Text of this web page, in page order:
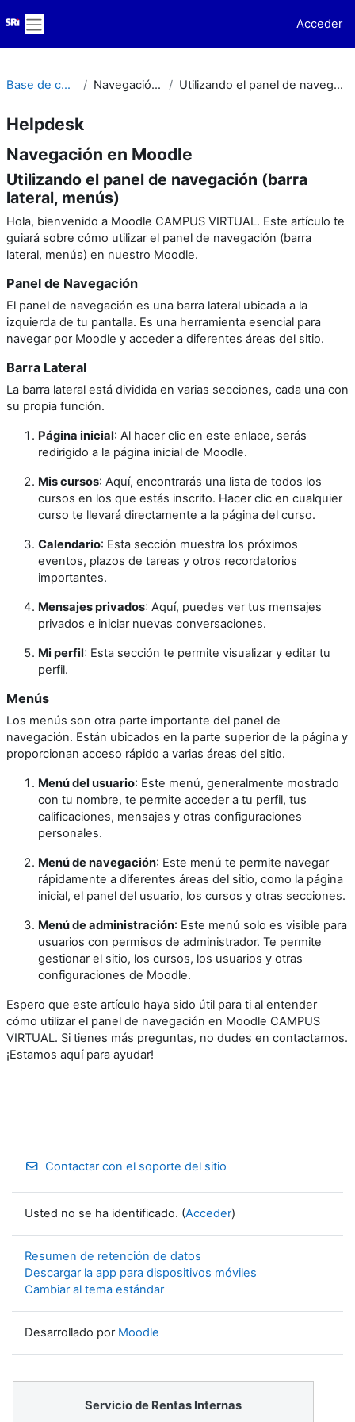
Panel lateral
Acceder
Base de conocimiento Navegación en Moodle Utilizando el panel de navegación (barra lateral, menús)
Helpdesk
Navegación en Moodle
Utilizando el panel de navegación (barra
lateral, menús)
Hola, bienvenido a Moodle CAMPUS VIRTUAL. Este artículo te
guiará sobre cómo utilizar el panel de navegación (barra
lateral, menús) en nuestro Moodle.
Panel de Navegación
El panel de navegación es una barra lateral ubicada a la
izquierda de tu pantalla. Es una herramienta esencial para
navegar por Moodle y acceder a diferentes áreas del sitio.
Barra Lateral
La barra lateral está dividida en varias secciones, cada una con
su propia función.
Página inicial: Al hacer clic en este enlace, serás
redirigido a la página inicial de Moodle.
Mis cursos: Aquí, encontrarás una lista de todos los
cursos en los que estás inscrito. Hacer clic en cualquier
curso te llevará directamente a la página del curso.
Calendario: Esta sección muestra los próximos
eventos, plazos de tareas y otros recordatorios
importantes.
Mensajes privados: Aquí, puedes ver tus mensajes
privados e iniciar nuevas conversaciones.
Mi perfil: Esta sección te permite visualizar y editar tu
perfil.
Menús
Los menús son otra parte importante del panel de
navegación. Están ubicados en la parte superior de la página y
proporcionan acceso rápido a varias áreas del sitio.
Menú del usuario: Este menú, generalmente mostrado
con tu nombre, te permite acceder a tu perfil, tus
calificaciones, mensajes y otras configuraciones
personales.
Menú de navegación: Este menú te permite navegar
rápidamente a diferentes áreas del sitio, como la página
inicial, el panel del usuario, los cursos y otras secciones.
Menú de administración: Este menú solo es visible para
usuarios con permisos de administrador. Te permite
gestionar el sitio, los cursos, los usuarios y otras
configuraciones de Moodle.
Espero que este artículo haya sido útil para ti al entender
cómo utilizar el panel de navegación en Moodle CAMPUS
VIRTUAL. Si tienes más preguntas, no dudes en contactarnos.
¡Estamos aquí para ayudar!
Contactar con el soporte del sitio
Usted no se ha identificado. (Acceder)
Resumen de retención de datos
Descargar la app para dispositivos móviles
Cambiar al tema estándar
Desarrollado por Moodle
Servicio de Rentas Internas